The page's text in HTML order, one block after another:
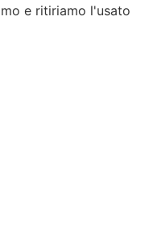
e ritiriamo l'usato